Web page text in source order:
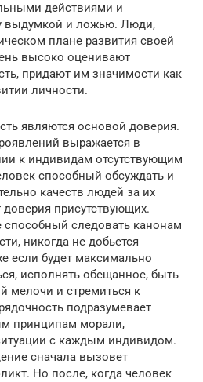
действиями и
выдумкой и ложью. Люди,
плане развития своей
высоко оценивают
придают им значимости как
личности.
являются основой доверия.
выражается в
к индивидам отсутствующим
способный обсуждать и
качеств людей за их
присутствующих.
следовать канонам
никогда не добьется
если будет максимально
исполнять обещанное, быть
мелочи и стремиться к
подразумевает
принципам морали,
с каждым индивидом.
сначала вызовет
Но после, когда человек